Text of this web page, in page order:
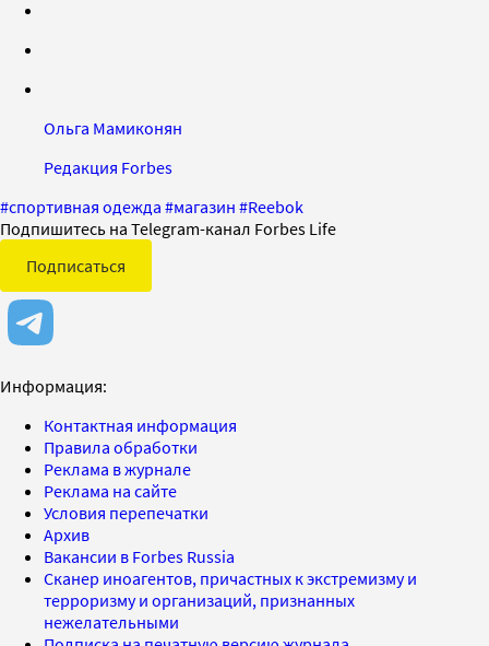
Ольга Мамиконян
Редакция Forbes
#спортивная одежда #магазин #Reebok
Подпишитесь на Telegram-канал Forbes Life
Подписаться
Информация:
Контактная информация
Правила обработки
Реклама в журнале
Реклама на сайте
Условия перепечатки
Архив
Вакансии в Forbes Russia
Сканер иноагентов, причастных к экстремизму и
терроризму и организаций, признанных
нежелательными